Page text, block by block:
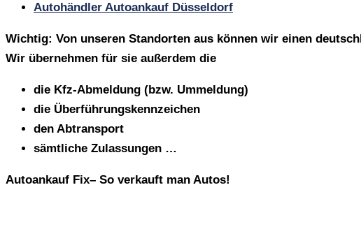
Autohändler Autoankauf Düsseldorf
Wichtig: Von unseren Standorten aus können wir einen
Wir übernehmen für sie außerdem die
die Kfz-Abmeldung (bzw. Ummeldung)
die Überführungskennzeichen
den Abtransport
sämtliche Zulassungen …
Autoankauf Fix– So verkauft man Autos!